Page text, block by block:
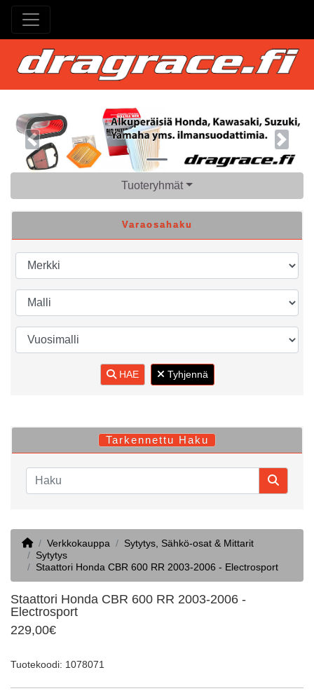
Previous Next
Tuoteryhmät
Varaosahaku
HAE Tyhjennä
Tarkennettu Haku
HomeVerkkokauppa
Sytytys, Sähkö-osat & Mittarit
Sytytys
Staattori Honda CBR 600 RR 2003-2006 - Electrosport
Staattori Honda CBR 600 RR 2003-2006 -
Electrosport
229,00€
Tuotekoodi: 1078071